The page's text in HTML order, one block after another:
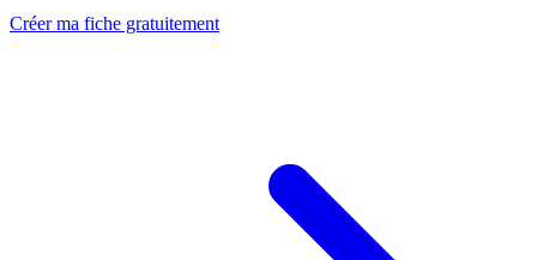
Créer ma fiche gratuitement